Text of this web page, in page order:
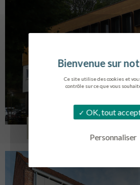
Ce site utilise des cookies et
contrôle sur ce que vous
OK, tout
Personnaliser